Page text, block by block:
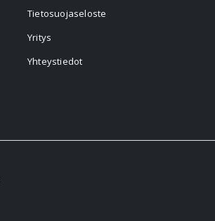
Tietosuojaseloste
Yritys
Yhteystiedot